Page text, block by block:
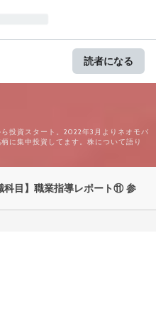
読者になる
投資スタート。2022年3月よりネオモバ
に集中投資してます。株について語り
科目】職業指導レポート⑪ 参